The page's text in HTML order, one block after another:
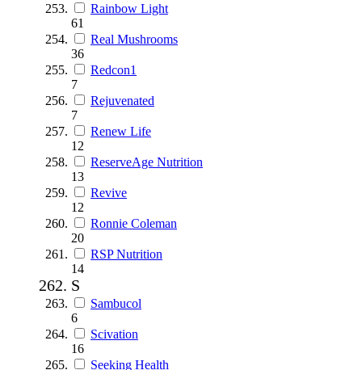
Rainbow Light
61
Real Mushrooms
36
Redcon1
7
Rejuvenated
7
Renew Life
12
ReserveAge Nutrition
13
Revive
12
Ronnie Coleman
20
RSP Nutrition
14
S
Sambucol
6
Scivation
16
Seeking Health